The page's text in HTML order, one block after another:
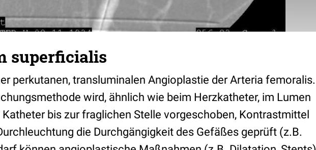
superficialis
perkutanen, transluminalen Angioplastie der Arteria femoralis.
wird, ähnlich wie beim Herzkatheter, im Lumen
bis zur fraglichen Stelle vorgeschoben, Kontrastmittel
die Durchgängigkeit des Gefäßes geprüft (z.B.